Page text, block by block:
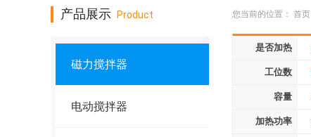
产品展示 Product
磁力搅拌器
电动搅拌器
您当前的位置： 首页
是否加热
工位数
容量
加热功率